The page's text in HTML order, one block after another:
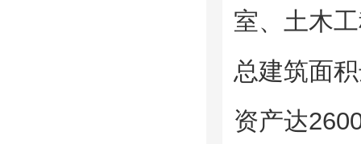
室、土木
总建筑面
资产达